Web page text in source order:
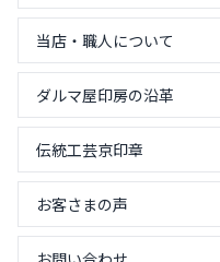
当店・職人について
ダルマ屋印房の沿革
伝統工芸京印章
お客さまの声